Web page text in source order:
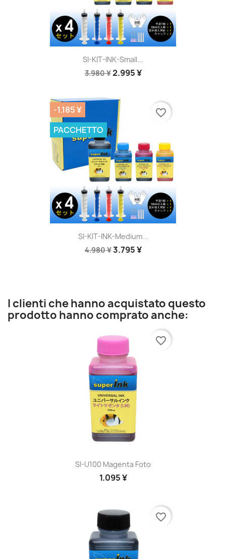
SI-KIT-INK-Small...
3.980 ¥2.995 ¥
SI-KIT-INK-Medium...
4.980 ¥3.795 ¥
-1.185 ¥
PACCHETTO
favorite_border
I clienti che hanno acquistato questo
prodotto hanno comprato anche:
SI-U100 Magenta Foto
1.095 ¥
favorite_border
favorite_border